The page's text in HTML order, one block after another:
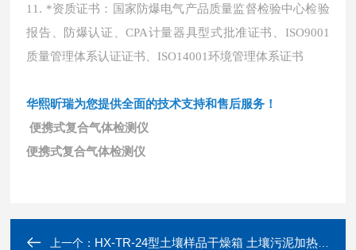
11. *资质证书：国家防爆电气产品质量监督检验中心检验
报告、防爆认证、CPA计量器具型式批准证书、ISO9001
质量管理体系认证证书、ISO14001环境管理体系证书
华熙昕瑞为您提供全面的技术支持和售后服务！
便携式复合气体检测仪
便携式复合气体检测仪
上一个： HX-TR-24型土壤样品干燥箱 土壤污泥加热风干箱